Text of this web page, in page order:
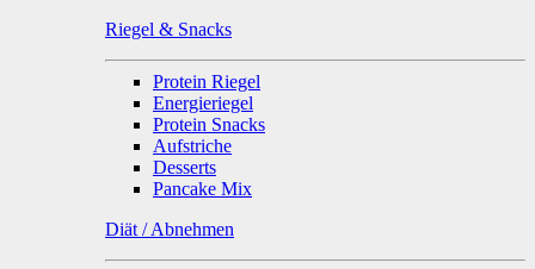
Riegel & Snacks
Protein Riegel
Energieriegel
Protein Snacks
Aufstriche
Desserts
Pancake Mix
Diät / Abnehmen